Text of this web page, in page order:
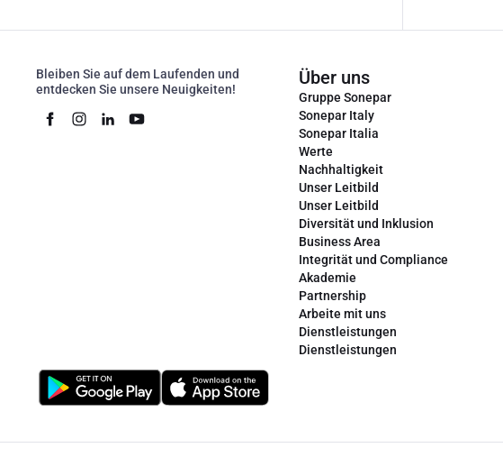
Bleiben Sie auf dem Laufenden und
entdecken Sie unsere Neuigkeiten!
Über uns
Gruppe Sonepar
Sonepar Italy
Sonepar Italia
Werte
Nachhaltigkeit
Unser Leitbild
Unser Leitbild
Diversität und Inklusion
Business Area
Integrität und Compliance
Akademie
Partnership
Arbeite mit uns
Dienstleistungen
Dienstleistungen